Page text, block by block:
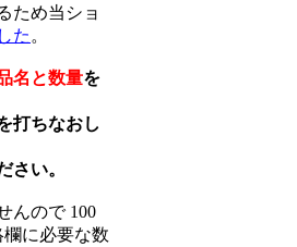
ため当ショ
た 。
名と数量を
ちなおし
さい。
んので 100
に必要な数